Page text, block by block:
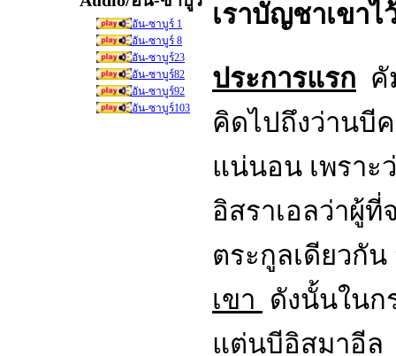
อัน-ซาบูร์ 1
อัน-ซาบูร์ 8
อัน-ซาบูร์23
อัน-ซาบูร์82
อัน-ซาบูร์92
อัน-ซาบูร์103
เราบัญชาเขา
ประการแรก คั
คิดไปถึงว่านบี
แน่นอน เพราะ
อิสราเอลว่าผู้
ตระกูลเดียวกั
เขา ดังนั้นใน
แต่นบีอิสมาอี